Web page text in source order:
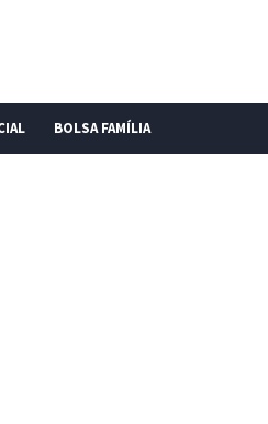
BOLSA FAMÍLIA